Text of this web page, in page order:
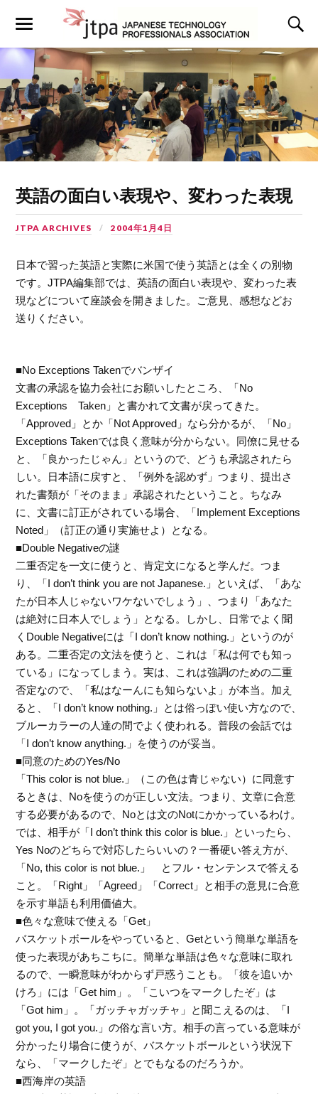
英語の面白い表現や、変わった表現
JTPA ARCHIVES 2004年1月4日
日本で習った英語と実際に米国で使う英語とは全くの別物
です。JTPA編集部では、英語の面白い表現や、変わった表
現などについて座談会を開きました。ご意見、感想などお
送りください。
■No Exceptions Takenでバンザイ
文書の承認を協力会社にお願いしたところ、「No
Exceptions Taken」と書かれて文書が戻ってきた。
「Approved」とか「Not Approved」なら分かるが、「No」
Exceptions Takenでは良く意味が分からない。同僚に見せる
と、「良かったじゃん」というので、どうも承認されたら
しい。日本語に戻すと、「例外を認めず」つまり、提出さ
れた書類が「そのまま」承認されたということ。ちなみ
に、文書に訂正がされている場合、「Implement Exceptions
Noted」（訂正の通り実施せよ）となる。
■Double Negativeの謎
二重否定を一文に使うと、肯定文になると学んだ。つま
り、「I don’t think you are not Japanese.」といえば、「あな
たが日本人じゃないワケないでしょう」、つまり「あなた
は絶対に日本人でしょう」となる。しかし、日常でよく聞
くDouble Negativeには「I don’t know nothing.」というのが
ある。二重否定の文法を使うと、これは「私は何でも知っ
ている」になってしまう。実は、これは強調のための二重
否定なので、「私はなーんにも知らないよ」が本当。加え
ると、「I don’t know nothing.」とは俗っぽい使い方なので、
ブルーカラーの人達の間でよく使われる。普段の会話では
「I don’t know anything.」を使うのが妥当。
■同意のためのYes/No
「This color is not blue.」（この色は青じゃない）に同意す
るときは、Noを使うのが正しい文法。つまり、文章に合意
する必要があるので、Noとは文のNotにかかっているわけ。
では、相手が「I don’t think this color is blue.」といったら、
Yes Noのどちらで対応したらいいの？一番硬い答え方が、
「No, this color is not blue.」 とフル・センテンスで答える
こと。「Right」「Agreed」「Correct」と相手の意見に合意
を示す単語も利用価値大。
■色々な意味で使える「Get」
バスケットボールをやっていると、Getという簡単な単語を
使った表現があちこちに。簡単な単語は色々な意味に取れ
るので、一瞬意味がわからず戸惑うことも。「彼を追いか
けろ」には「Get him」。「こいつをマークしたぞ」は
「Got him」。「ガッチャガッチャ」と聞こえるのは、「I
got you, I got you.」の俗な言い方。相手の言っている意味が
分かったり場合に使うが、バスケットボールという状況下
なら、「マークしたぞ」とでもなるのだろうか。
■西海岸の英語